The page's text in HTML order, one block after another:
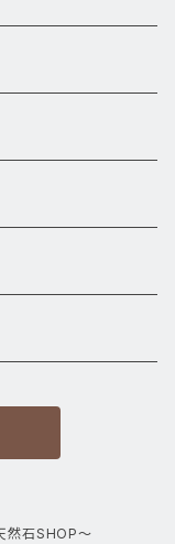
然石SHOP～